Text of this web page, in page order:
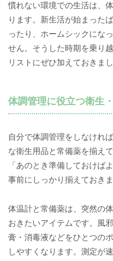
慣れない環境での生活は、
ります。新生活が始まった
ったり、ホームシックにな
せん。そうした時期を乗り
リストにぜひ加えておきまし
体調管理に役立つ衛生
自分で体調管理をしなけれ
な衛生用品と常備薬を揃え
「あのとき準備しておけば
事前にしっかり揃えておきま
体温計と常備薬は、突然の
おきたいアイテムです。風
膏・消毒液などをひとつの
しやすくなります。測定が